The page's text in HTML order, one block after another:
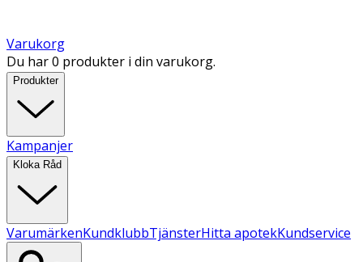
Varukorg
Du har 0 produkter i din varukorg.
Produkter
Kampanjer
Kloka Råd
VarumärkenKundklubbTjänsterHitta apotekKundservice